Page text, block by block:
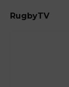
RugbyTV